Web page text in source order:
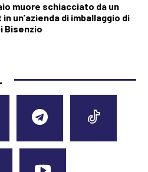
muore schiacciato da un
un’azienda di imballaggio di
Bisenzio